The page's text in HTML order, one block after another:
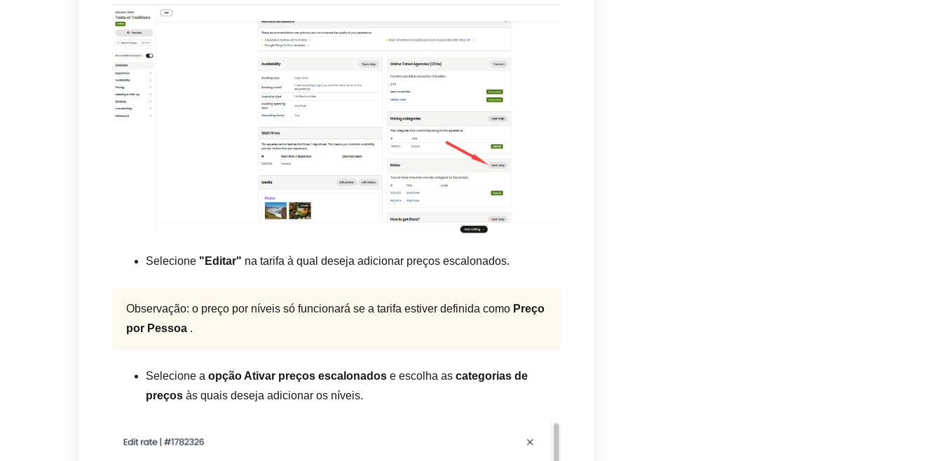
Selecione "Editar" na tarifa à qual deseja adicionar preços escalonados.
Observação: o preço por níveis só funcionará se a tarifa estiver definida como Preço
por Pessoa .
Selecione a opção Ativar preços escalonados e escolha as categorias de
preços às quais deseja adicionar os níveis.